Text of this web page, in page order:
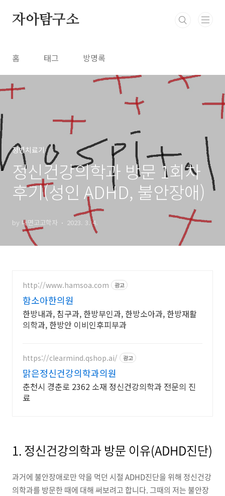
자아탐구소
홈 태그 방명록
정병치료기
정신건강의학과 방문 1회차
후기(성인 ADHD, 불안장애)
by 내면고고학자 2023. 3. 4.
http://www.hamsoa.com 광고
함소아한의원
한방내과, 침구과, 한방부인과, 한방소아과, 한방재활
의학과, 한방안 이비인후피부과
https://clearmind.qshop.ai/ 광고
맑은정신건강의학과의원
춘천시 경춘로 2362 소재 정신건강의학과 전문의 진
료
1. 정신건강의학과 방문 이유(ADHD진단)
과거에 불안장애로만 약을 먹던 시절 ADHD진단을 위해 정신건강
의학과를 방문한 때에 대해 써보려고 합니다. 그때의 저는 불안장